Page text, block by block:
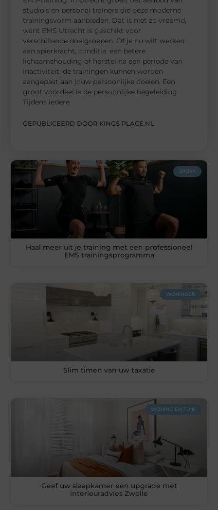
studio’s en personal trainers die deze moderne
trainingsvorm aanbieden. Dat is niet zo vreemd,
want EMS Utrecht is geschikt voor
verschillende doelgroepen. Of je nu wilt werken
aan spierkracht, conditie, een betere
lichaamshouding of herstel na een periode van
inactiviteit, de trainingen kunnen worden
aangepast aan jouw persoonlijke doelen. Een
groot voordeel is de persoonlijke begeleiding.
Tijdens iedere
GEPUBLICEERD DOOR KINGS PLACE.NL
SPORT
Haal meer uit je training met een professioneel
EMS trainingsprogramma
WONINGEN
Slim timen van uw taxatie
WONING EN TUIN
Geef uw slaapkamer een upgrade met
interieuradvies Zwolle